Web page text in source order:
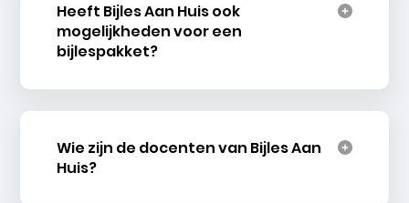
Heeft Bijles Aan Huis ook
mogelijkheden voor een
bijlespakket?
Wie zijn de docenten van Bijles Aan
Huis?